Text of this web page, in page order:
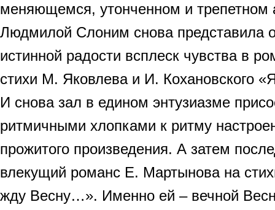
меняющемся, утонченном и трепетном
Людмилой Слоним снова представила
истинной радости всплеск чувства в
стихи М. Яковлева и И. Кохановского
И снова зал в едином энтузиазме
ритмичными хлопками к ритму
прожитого произведения. А затем
влекущий романс Е. Мартынова на
жду Весну…». Именно ей – вечной